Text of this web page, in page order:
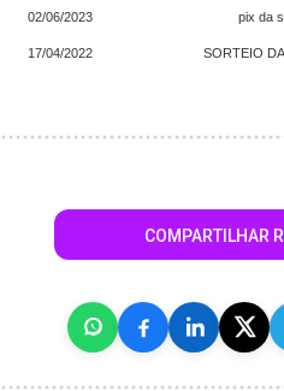
02/06/2023 pix da
17/04/2022 SORTEIO
COMPARTILHAR